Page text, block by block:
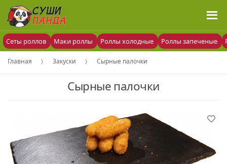
Сеты роллов Маки роллы Роллы холодные Роллы запеченые
Главная Закуски Сырные палочки
Сырные палочки